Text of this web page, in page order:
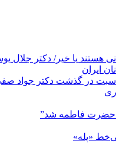
هستند یا خیر/ دکتر جلال
ایران
در گذشت دکتر جواد صفی
حضرت فاطمه شد”
«پله»